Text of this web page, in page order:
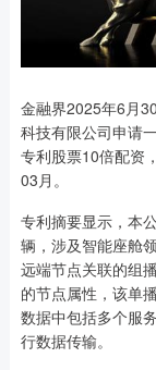
金融界2025年6月
科技有限公司申请
专利股票10倍配资
03月。
专利摘要显示，本
辆，涉及智能座舱
远端节点关联的组
的节点属性，该单
数据中包括多个服
行数据传输。